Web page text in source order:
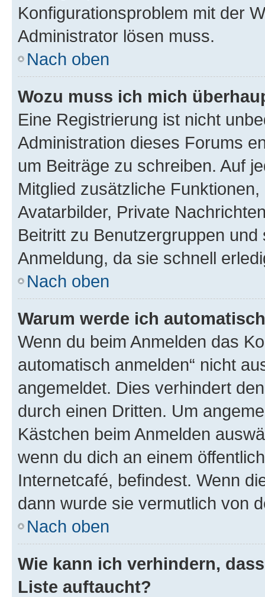
Konfigurationsproblem mit der
Administrator lösen muss.
Nach oben
Wozu muss ich mich
Eine Registrierung ist nicht
Administration dieses Forums
um Beiträge zu schreiben. Auf
Mitglied zusätzliche
Avatarbilder, Private
Beitritt zu Benutzergruppen
Anmeldung, da sie schnell
Nach oben
Warum werde ich
Wenn du beim Anmelden das
automatisch anmelden“ nicht
angemeldet. Dies verhindert
durch einen Dritten. Um
Kästchen beim Anmelden
wenn du dich an einem
Internetcafé, befindest. Wenn
dann wurde sie vermutlich von
Nach oben
Wie kann ich verhindern,
Liste auftaucht?